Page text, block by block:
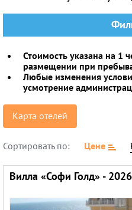
Железнодорожные туры
Круизы
Стоимость указана на 1
размещении при
Любые изменения
усмотрение
Карта отелей
Сортировать по: Цене
Вилла «Софи Голд» - 2026